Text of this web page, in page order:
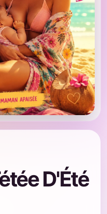
D'Été